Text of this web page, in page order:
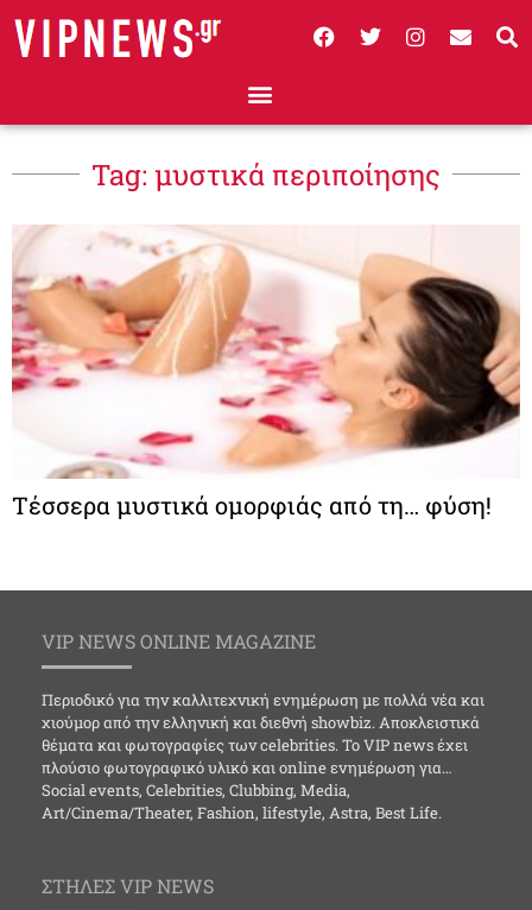
Tag: μυστικά περιποίησης
Τέσσερα μυστικά ομορφιάς από τη… φύση!
VIP NEWS ONLINE MAGAZINE
Περιοδικό για την καλλιτεχνική ενημέρωση με πολλά νέα και
χιούμορ από την ελληνική και διεθνή showbiz. Αποκλειστικά
θέματα και φωτογραφίες των celebrities. Το VIP news έχει
πλούσιο φωτογραφικό υλικό και online ενημέρωση για…
Social events, Celebrities, Clubbing, Media,
Art/Cinema/Theater, Fashion, lifestyle, Astra, Best Life.
ΣΤΗΛΕΣ VIP NEWS